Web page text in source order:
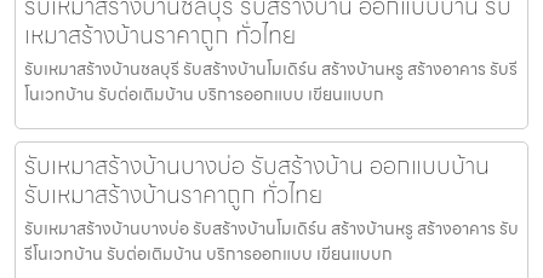
เหมาสร้างบ้านราคาถูก ทั่วไทย
รับเหมาสร้างบ้านชลบุรี รับสร้างบ้านโมเดิร์น สร้างบ้านหรู สร้างอาคาร รับรี
โนเวทบ้าน รับต่อเติมบ้าน บริการออกแบบ เขียนแบบก
รับเหมาสร้างบ้านบางบ่อ รับสร้างบ้าน ออกแบบบ้าน
รับเหมาสร้างบ้านราคาถูก ทั่วไทย
รับเหมาสร้างบ้านบางบ่อ รับสร้างบ้านโมเดิร์น สร้างบ้านหรู สร้างอาคาร รับ
รีโนเวทบ้าน รับต่อเติมบ้าน บริการออกแบบ เขียนแบบก